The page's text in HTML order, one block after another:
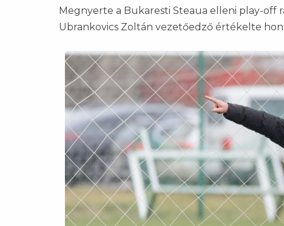
Megnyerte a Bukaresti Steaua elleni play-off
Ubrankovics Zoltán vezetőedző értékelte